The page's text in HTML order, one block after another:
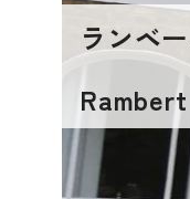
ランベ